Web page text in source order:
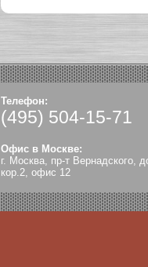
Телефон:
(495) 504-15-71
Офис в Москве:
г. Москва, пр-т Вернадского,
кор.2, офис 12